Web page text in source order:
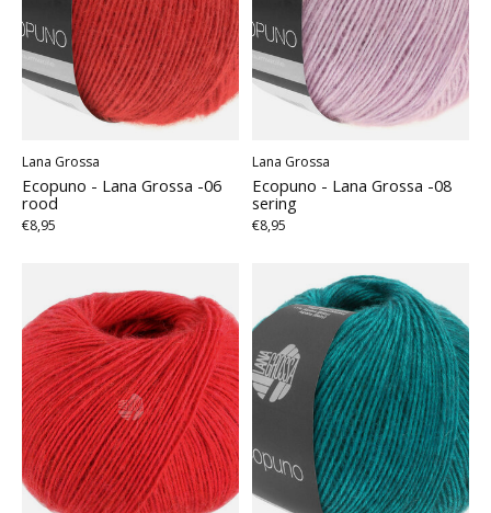
Lana Grossa
Ecopuno - Lana Grossa -06
rood
€8,95
Lana Grossa
Ecopuno - Lana Grossa -08
sering
€8,95